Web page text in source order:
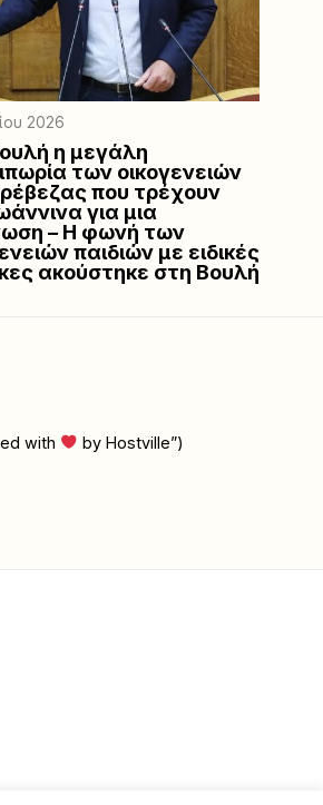
2026
η μεγάλη
των οικογενειών
που τρέχουν
για μια
– Η φωνή των
παιδιών με ειδικές
ακούστηκε στη Βουλή
with by Hostville”)